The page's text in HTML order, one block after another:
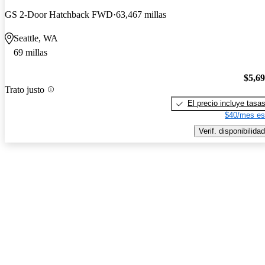
GS 2-Door Hatchback FWD 63,467 millas
Seattle, WA
69 millas
Trato justo
El precio incluye tasas
$40/mes
Verif. disponibilidad